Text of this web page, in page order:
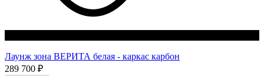
Лаунж зона ВЕРИТА белая - каркас карбон
289 700 ₽